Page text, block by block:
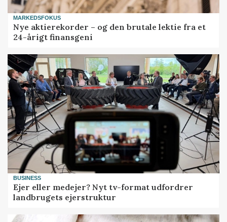
MARKEDSFOKUS
Nye aktierekorder – og den brutale lektie fra et
24-årigt finansgeni
BUSINESS
Ejer eller medejer? Nyt tv-format udfordrer
landbrugets ejerstruktur